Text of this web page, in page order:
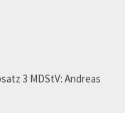
3 MDStV: Andreas